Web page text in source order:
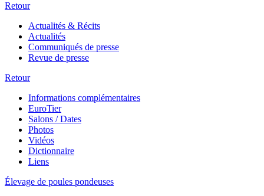
Retour
Actualités & Récits
Actualités
Communiqués de presse
Revue de presse
Retour
Informations complémentaires
EuroTier
Salons / Dates
Photos
Vidéos
Dictionnaire
Liens
Élevage de poules pondeuses